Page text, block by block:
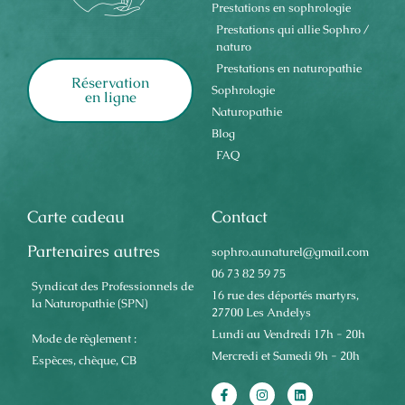
Réservation
en ligne
Prestations en sophrologie
Prestations qui allie Sophro /
naturo
Prestations en naturopathie
Sophrologie
Naturopathie
Blog
FAQ
Carte cadeau
Partenaires autres
Syndicat des Professionnels de
la Naturopathie (SPN)
Mode de règlement :
Espèces, chèque, CB
Contact
sophro.aunaturel@gmail.com
06 73 82 59 75
16 rue des déportés martyrs,
27700 Les Andelys
Lundi au Vendredi 17h - 20h
Mercredi et Samedi 9h - 20h